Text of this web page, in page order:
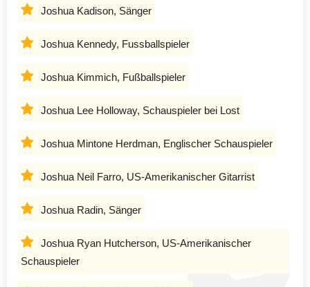
Joshua Kadison, Sänger
Joshua Kennedy, Fussballspieler
Joshua Kimmich, Fußballspieler
Joshua Lee Holloway, Schauspieler bei Lost
Joshua Mintone Herdman, Englischer Schauspieler
Joshua Neil Farro, US-Amerikanischer Gitarrist
Joshua Radin, Sänger
Joshua Ryan Hutcherson, US-Amerikanischer
Schauspieler